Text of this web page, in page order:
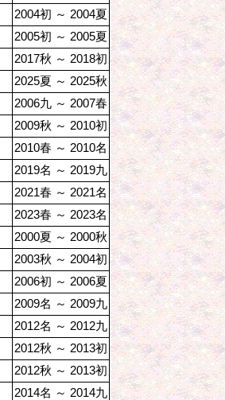
2004初 ～ 2004夏
2005初 ～ 2005夏
2017秋 ～ 2018初
2025夏 ～ 2025秋
2006九 ～ 2007春
2009秋 ～ 2010初
2010春 ～ 2010名
2019名 ～ 2019九
2021春 ～ 2021名
2023春 ～ 2023名
2000夏 ～ 2000秋
2003秋 ～ 2004初
2006初 ～ 2006夏
2009名 ～ 2009九
2012名 ～ 2012九
2012秋 ～ 2013初
2012秋 ～ 2013初
2014名 ～ 2014九